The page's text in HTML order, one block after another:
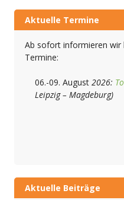
Aktuelle Termine
Ab sofort informieren wir
Termine:
06.-09. August 2026:
Leipzig – Magdeburg)
Aktuelle Beiträge